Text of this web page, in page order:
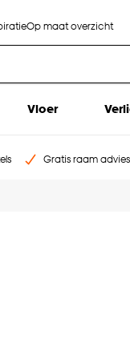
Op maat overzicht
Vloer
Gratis raam